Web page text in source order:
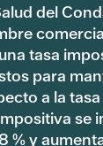
del
tasa
para
a la
se
% y